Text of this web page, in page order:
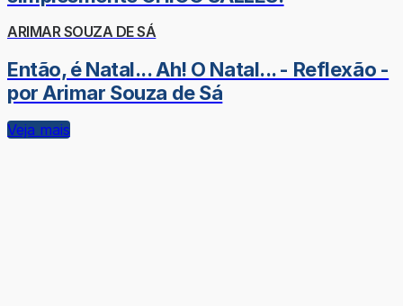
ARIMAR SOUZA DE SÁ
Então, é Natal... Ah! O Natal... - Reflexão -
por Arimar Souza de Sá
Veja mais